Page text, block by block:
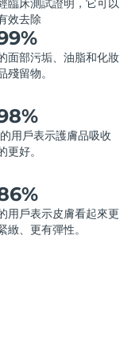
臨床測試證明，它可以
效去除
面部污垢、油脂和化妝
殘留物。
用戶表示護膚品吸收
更好。
用戶表示皮膚看起來更
緻、更有彈性。